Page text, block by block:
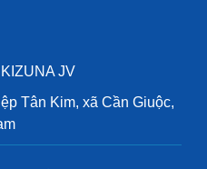
JV
Tân Kim, xã Cần Giuộc,